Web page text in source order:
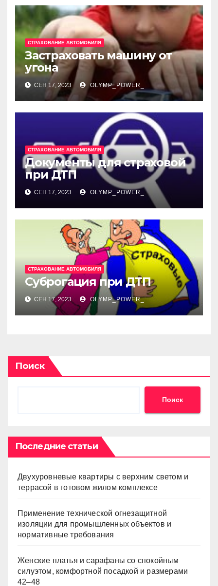
СТРАХОВАНИЕ АВТОМОБИЛЯ
Застраховать машину от
угона
СЕН 17, 2023 OLYMP_POWER_
СТРАХОВАНИЕ АВТОМОБИЛЯ
Документы для страховой
при ДТП
СЕН 17, 2023 OLYMP_POWER_
СТРАХОВАНИЕ АВТОМОБИЛЯ
Суброгация при ДТП
СЕН 17, 2023 OLYMP_POWER_
Поиск
Поиск
Последние статьи
Двухуровневые квартиры с верхним светом и
террасой в готовом жилом комплексе
Применение технической огнезащитной
изоляции для промышленных объектов и
нормативные требования
Женские платья и сарафаны со спокойным
силуэтом, комфортной посадкой и размерами
42–48